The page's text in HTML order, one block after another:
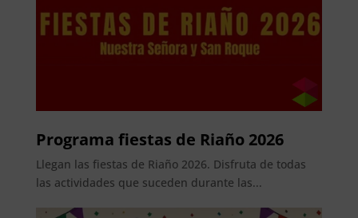
Programa fiestas de Riaño 2026
Llegan las fiestas de Riaño 2026. Disfruta de todas
las actividades que suceden durante las...